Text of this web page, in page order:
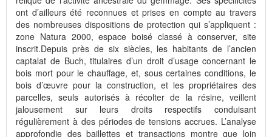
ont d’ailleurs été reconnues et prises en compte au travers
des nombreuses dispositions de protection qui s’appliquent :
zone Natura 2000, espace boisé classé à conserver, site
inscrit.Depuis près de six siècles, les habitants de l’ancien
captalat de Buch, titulaires d’un droit d’usage concernant le
bois mort pour le chauffage, et, sous certaines conditions, le
bois d’œuvre pour la construction, et les propriétaires des
parcelles, seuls autorisés à récolter de la résine, veillent
jalousement sur leurs droits respectifs conduisant
régulièrement à des périodes de tensions accrues. L’analyse
approfondie des baillettes et transactions montre que loin